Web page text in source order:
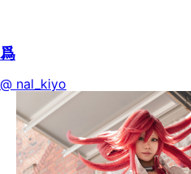
爲
@ nal_kiyo